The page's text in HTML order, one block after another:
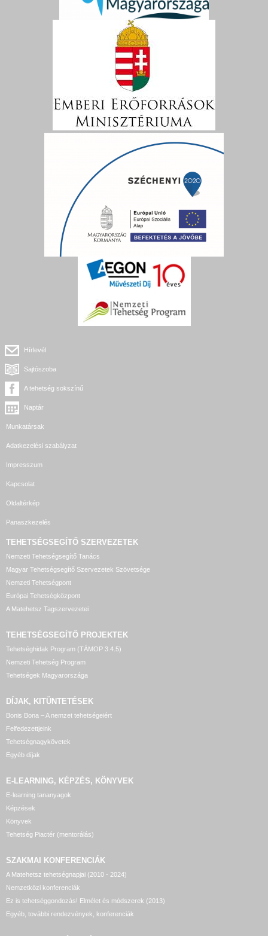
Hírlevél
Sajtószoba
A tehetség sokszínű
Naptár
Munkatársak
Adatkezelési szabályzat
Impresszum
Kapcsolat
Oldaltérkép
Panaszkezelés
TEHETSÉGSEGÍTŐ SZERVEZETEK
Nemzeti Tehetségsegítő Tanács
Magyar Tehetségsegítő Szervezetek Szövetsége
Nemzeti Tehetségpont
Európai Tehetségközpont
A Matehetsz Tagszervezetei
TEHETSÉGSEGÍTŐ PROJEKTEK
Tehetséghidak Program (TÁMOP 3.4.5)
Nemzeti Tehetség Program
Tehetségek Magyarországa
DÍJAK, KITÜNTETÉSEK
Bonis Bona – A nemzet tehetségeiért
Felfedezettjeink
Tehetségnagykövetek
Egyéb díjak
E-LEARNING, KÉPZÉS, KÖNYVEK
E-learning tananyagok
Képzések
Könyvek
Tehetség Piactér (mentorálás)
SZAKMAI KONFERENCIÁK
A Matehetsz tehetségnapjai (2010 - 2024)
Nemzetközi konferenciák
Ez is tehetséggondozás! Elmélet és módszerek (2013)
Egyéb, további rendezvények, konferenciák